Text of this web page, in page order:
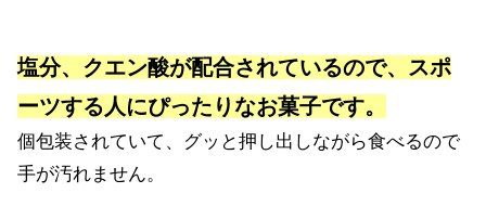
塩分、クエン酸が配合されているので、スポ
ーツする人にぴったりなお菓子です。
個包装されていて、グッと押し出しながら食べるので
手が汚れません。